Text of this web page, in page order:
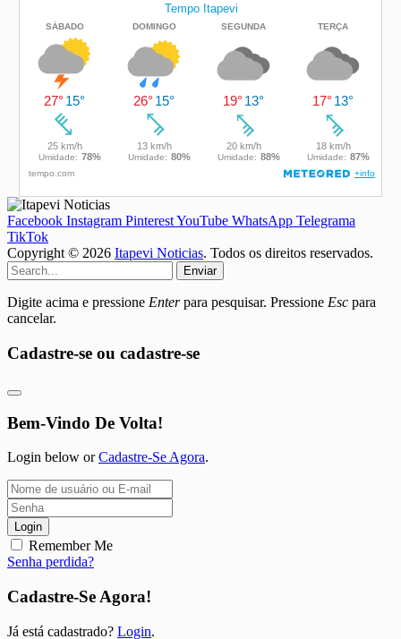
Facebook Instagram PinterestYouTube WhatsApp Telegrama
TikTok
Copyright © 2026 Itapevi Noticias. Todos os direitos reservados.
Enviar
Digite acima e pressione Enterpara pesquisar. Pressione Esc para
cancelar.
Cadastre-se ou cadastre-se
Bem-Vindo De Volta!
Login below orCadastre-Se Agora.
Login
Remember Me
Senha perdida?
Cadastre-Se Agora!
Já está cadastrado? Login.